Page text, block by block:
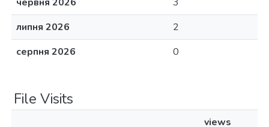
липня 2026
2
серпня 2026
0
File Visits
views